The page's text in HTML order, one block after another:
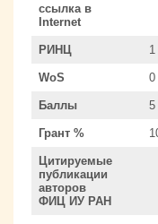
ссылка в
Internet
РИНЦ 1
WoS 0
Баллы 5
Грант %
Цитируемые
публикации
авторов
ФИЦ ИУ РАН